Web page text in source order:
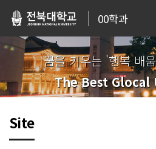
00학과
꿈을 키우는 '행복 배
The Best
Site